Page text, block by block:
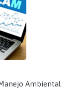
Ambiental